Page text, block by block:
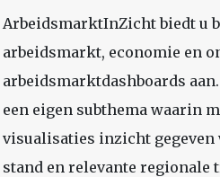
ArbeidsmarktInZicht biedt u
arbeidsmarkt, economie en
arbeidsmarktdashboards
een eigen subthema waarin
visualisaties inzicht gegeven
stand en relevante regionale